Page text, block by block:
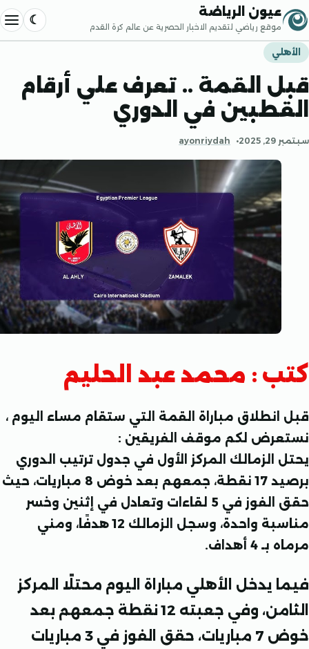
إلى المحتوى
عيون الرياضة
موقع رياضي لتقديم الاخبار الحصرية عن عالم كرة القدم فتح
القمة .. تعرف علي أرقام
في الدوري
ayonriydah
: محمد عبد الحليم
مباراة القمة التي ستقام مساء اليوم ،
لكم موقف الفريقين :
الزمالك المركز الأول في جدول ترتيب الدوري
برصيد 17 نقطة، جمعهم بعد خوض 8 مباريات، حيث
حقق الفوز في 5 لقاءات وتعادل في إثنين وخسر
مناسبة واحدة، وسجل الزمالك 12 هدفًا، ومني
أهداف.
يدخل الأهلي مباراة اليوم محتلًا المركز
الثامن، وفي جعبته 12 نقطة جمعهم بعد
خوض 7 مباريات، حقق الفوز في 3 مباريات